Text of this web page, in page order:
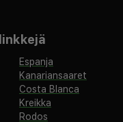
Espanja
Kanariansaaret
Costa Blanca
Kreikka
Rodos